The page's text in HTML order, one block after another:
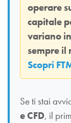
operare
capitale
variano
sempre il
Scopri
Se ti stai
e CFD, il